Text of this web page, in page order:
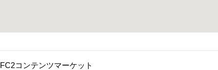
FC2コンテンツマーケット